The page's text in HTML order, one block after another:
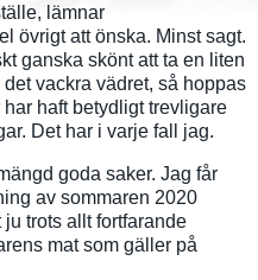
lämnar
övrigt att önska. Minst sagt.
ganska skönt att ta en liten
vackra vädret, så hoppas
haft betydligt trevligare
Det har i varje fall jag.
goda saker. Jag får
av sommaren 2020
trots allt fortfarande
mat som gäller på